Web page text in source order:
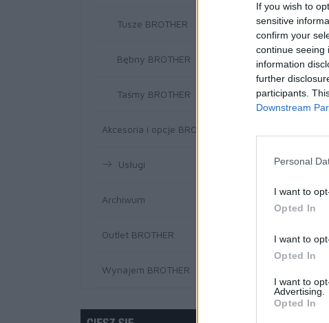
If you wish to
sensitive
confirm your
continue seeing
information
further
participants.
Downstream
Personal
I want to
Opted In
I want to
Opted In
I want to
Advertising.
Opted In
Tusze BROTHER
Bębny BROTHER
Taśmy BROTHER
Akcesoria i opcje BROTHER
Usługi
Archiwum
Outlet BROTHER
Wynajem BROTHER